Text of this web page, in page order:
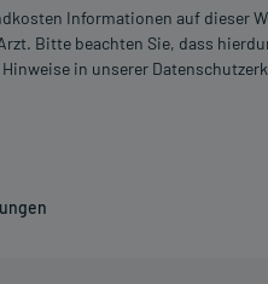
Informationen auf
Bitte beachten Sie, dass
in unserer